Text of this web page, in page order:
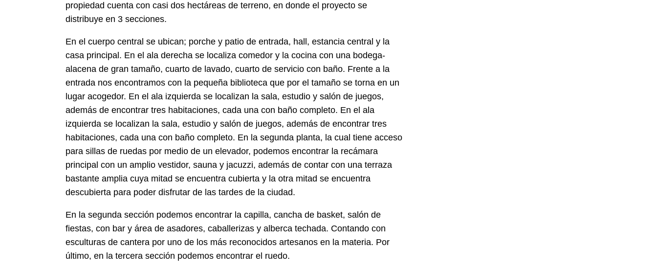
propiedad cuenta con casi dos hectáreas de terreno, en donde el proyecto se
distribuye en 3 secciones.
En el cuerpo central se ubican; porche y patio de entrada, hall, estancia central y la
casa principal. En el ala derecha se localiza comedor y la cocina con una bodega-
alacena de gran tamaño, cuarto de lavado, cuarto de servicio con baño. Frente a la
entrada nos encontramos con la pequeña biblioteca que por el tamaño se torna en un
lugar acogedor. En el ala izquierda se localizan la sala, estudio y salón de juegos,
además de encontrar tres habitaciones, cada una con baño completo. En el ala
izquierda se localizan la sala, estudio y salón de juegos, además de encontrar tres
habitaciones, cada una con baño completo. En la segunda planta, la cual tiene acceso
para sillas de ruedas por medio de un elevador, podemos encontrar la recámara
principal con un amplio vestidor, sauna y jacuzzi, además de contar con una terraza
bastante amplia cuya mitad se encuentra cubierta y la otra mitad se encuentra
descubierta para poder disfrutar de las tardes de la ciudad.
En la segunda sección podemos encontrar la capilla, cancha de basket, salón de
fiestas, con bar y área de asadores, caballerizas y alberca techada. Contando con
esculturas de cantera por uno de los más reconocidos artesanos en la materia. Por
último, en la tercera sección podemos encontrar el ruedo.